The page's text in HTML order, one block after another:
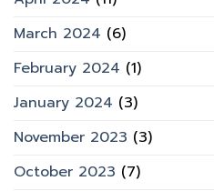
March 2024 (6)
February 2024 (1)
January 2024 (3)
November 2023 (3)
October 2023 (7)